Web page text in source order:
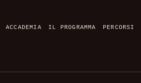
ACCADEMIA IL PROGRAMMA PERCORSI